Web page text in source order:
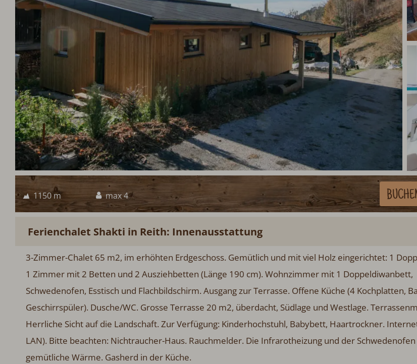
1150 m max 4
Ferienchalet Shakti in Reith: Innenausstattung
3-Zimmer-Chalet 65 m2, im erhöhten Erdgeschoss. Gemütlich und mit viel Holz eingerichtet: 1
1 Zimmer mit 2 Betten und 2 Ausziehbetten (Länge 190 cm). Wohnzimmer mit 1 Doppeldiwanbett,
Schwedenofen, Esstisch und Flachbildschirm. Ausgang zur Terrasse. Offene Küche (4 Kochplatten,
Geschirrspüler). Dusche/WC. Grosse Terrasse 20 m2, überdacht, Südlage und Westlage.
Herrliche Sicht auf die Landschaft. Zur Verfügung: Kinderhochstuhl, Babybett, Haartrockner.
LAN). Bitte beachten: Nichtraucher-Haus. Rauchmelder. Die Infrarotheizung und der
gemütliche Wärme. Gasherd in der Küche.